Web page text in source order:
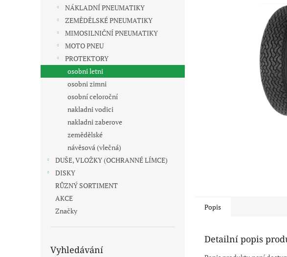
l
NÁKLADNÍ PNEUMATIKY
ZEMĚDĚLSKÉ PNEUMATIKY
MIMOSILNIČNÍ PNEUMATIKY
MOTO PNEU
PROTEKTORY
osobni letni
osobni zimni
osobní celoroční
nakladni vodici
nakladni zaberove
zemědělské
návěsová (vlečná)
DUŠE, VLOŽKY (OCHRANNÉ LÍMCE)
DISKY
RŮZNÝ SORTIMENT
AKCE
Značky
Vyhledávání
Popis
Detailní popis